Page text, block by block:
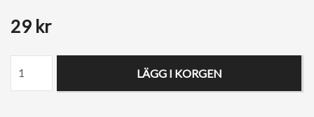
29 kr
LÄGG I KORGEN